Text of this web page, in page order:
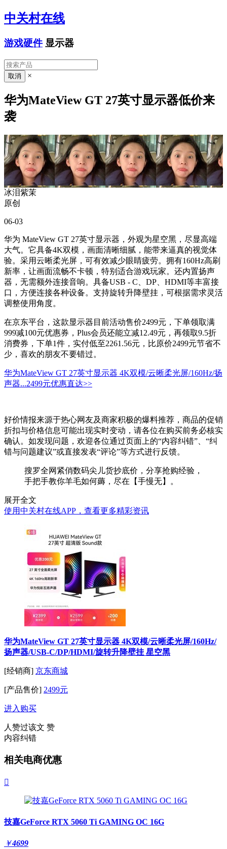
中关村在线
游戏硬件 显示器
×
华为MateView GT 27英寸显示器低价来
袭
冰泪紫茉
原创
06-03
华为 MateView GT 27英寸显示器，外观为星空黑，尽显高端
大气。它具备4K双模，画面清晰细腻，能带来逼真的视觉体
验。采用云晰柔光屏，可有效减少眼睛疲劳。拥有160Hz高刷
新率，让画面流畅不卡顿，特别适合游戏玩家。还内置扬声
器，无需额外连接音响。具备USB - C、DP、HDMI等丰富接
口，方便连接各种设备。支持旋转升降壁挂，可根据需求灵活
调整使用角度。
在京东平台，这款显示器目前活动售价2499元，下单领取满
999减100元优惠券，Plus会员还能立减12.49元，再领取9.5折
消费券，下单1件，实付低至2261.56元，比原价2499元节省不
少，喜欢的朋友不要错过。
华为MateView GT 27英寸显示器 4K双模/云晰柔光屏/160Hz/扬
声器...2499元优惠直达>>
好价情报来源于热心网友及商家积极的爆料推荐，商品的促销
折扣与价格信息可能出现实时变动，请各位在购买前务必核实
确认。如发现问题，欢迎各位通过页面上的“内容纠错”、“纠
错与问题建议”或直接发表“评论”等方式进行反馈。
搜罗全网紧俏数码尖儿货抄底价，分享抢购经验，
手把手教你羊毛如何薅，尽在【手慢无】。
展开全文
使用中关村在线APP，查看更多精彩资讯
华为MateView GT 27英寸显示器 4K双模/云晰柔光屏/160Hz/
扬声器/USB-C/DP/HDMI/旋转升降壁挂 星空黑
[经销商] 京东商城
[产品售价] 2499元
进入购买
人赞过该文 赞
内容纠错
相关电商优惠

技嘉GeForce RTX 5060 Ti GAMING OC 16G
￥4699